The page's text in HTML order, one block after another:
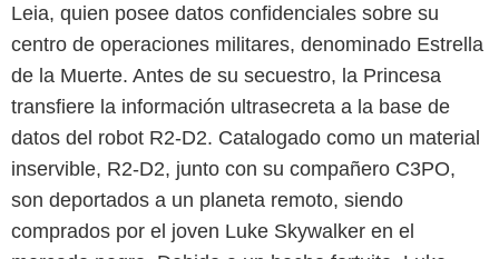
Leia, quien posee datos confidenciales sobre su
centro de operaciones militares, denominado Estrella
de la Muerte. Antes de su secuestro, la Princesa
transfiere la información ultrasecreta a la base de
datos del robot R2-D2. Catalogado como un material
inservible, R2-D2, junto con su compañero C3PO,
son deportados a un planeta remoto, siendo
comprados por el joven Luke Skywalker en el